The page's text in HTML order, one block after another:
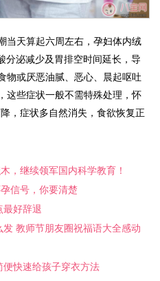
当天算起六周左右，孕妇体内绒
分泌减少及胃排空时间延长，导
物或厌恶油腻、恶心、晨起呕吐
这些症状一般不需特殊处理，怀
，症状多自然消失，食欲恢复正
，继续领军国内科学教育！
信号，你要清楚
最好辞退
教师节朋友圈祝福语大全感动
快速给孩子穿衣方法